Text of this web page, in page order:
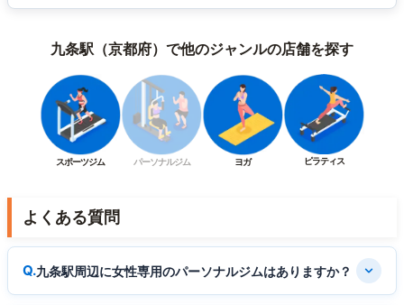
九条駅（京都府）で他のジャンルの店舗を探す
スポーツジム パーソナルジム ヨガ ピラティス
よくある質問
九条駅周辺に女性専用のパーソナルジムはありますか？